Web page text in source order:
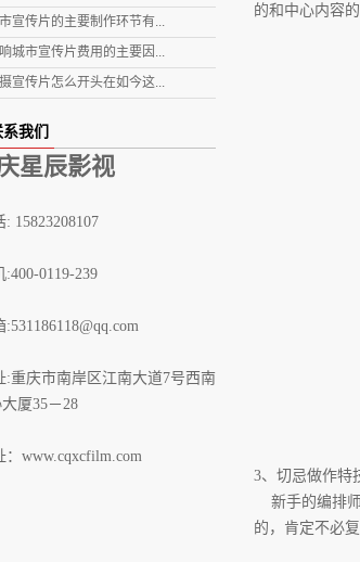
宣传片的主要制作环节有...
城市宣传片费用的主要因...
宣传片怎么开头在如今这...
我们
星辰影视
: 15823208107
:400-0119-239
:531186118@qq.com
:重庆市南岸区江南大道7号西南
厦35－28
www.cqxcfilm.com
的和中心内容
3、切忌做作特
新手的编排师
的，肯定不必